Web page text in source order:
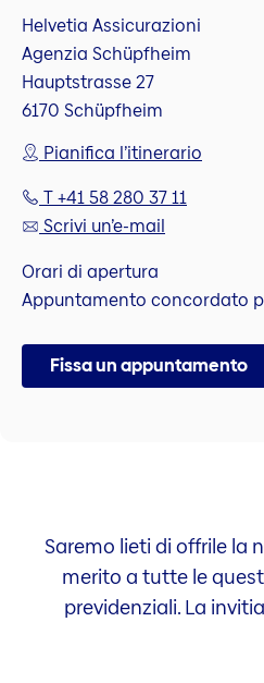
Helvetia Assicurazioni
Agenzia Schüpfheim
Hauptstrasse 27
6170 Schüpfheim
Pianifica l’itinerario
T +41 58 280 37 11
Scrivi un’e-mail
Orari di apertura
Appuntamento concordato
Fissa un appuntamento
Saremo lieti di offrile la
merito a tutte le
previdenziali. La